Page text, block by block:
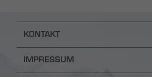
KONTAKT
IMPRESSUM